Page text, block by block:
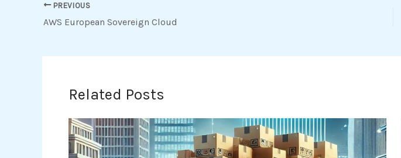
PREVIOUS
AWS European Sovereign Cloud
Related Posts